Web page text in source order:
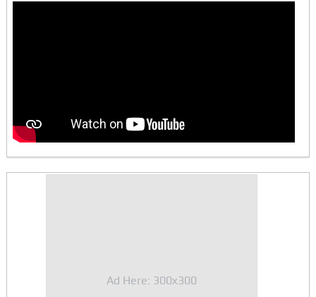
Ad Here: 300x300